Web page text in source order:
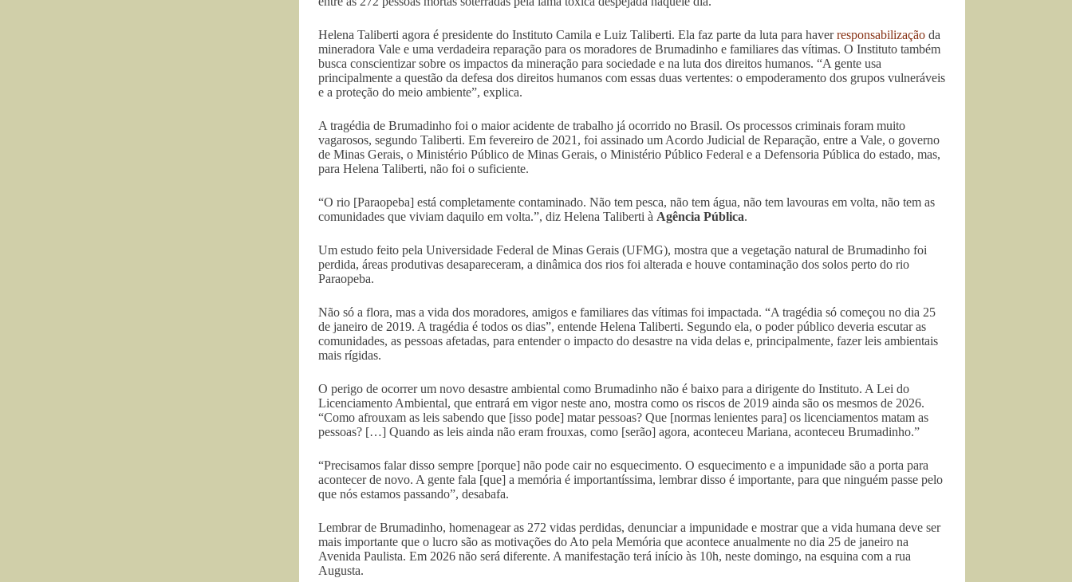
Helena Taliberti agora é presidente do Instituto Camila e Luiz Taliberti. Ela faz parte da luta para haverresponsabilizaçãoda
mineradora Vale e uma verdadeira reparação para os moradores de Brumadinho e familiares das vítimas. O Instituto também
busca conscientizar sobre os impactos da mineração para sociedade e na luta dos direitos humanos. “A gente usa
principalmente a questão da defesa dos direitos humanos com essas duas vertentes: o empoderamento dos grupos vulneráveis
e a proteção do meio ambiente”, explica.
A tragédia de Brumadinho foi o maior acidente de trabalho já ocorrido no Brasil. Os processos criminais foram muito
vagarosos, segundo Taliberti. Em fevereiro de 2021, foi assinado um Acordo Judicial de Reparação, entre a Vale, o governo
de Minas Gerais, o Ministério Público de Minas Gerais, o Ministério Público Federal e a Defensoria Pública do estado, mas,
para Helena Taliberti, não foi o suficiente.
“O rio [Paraopeba] está completamente contaminado. Não tem pesca, não tem água, não tem lavouras em volta, não tem as
comunidades que viviam daquilo em volta.”, diz Helena Taliberti à Agência Pública.
Um estudo feito pela Universidade Federal de Minas Gerais (UFMG), mostra que a vegetação natural de Brumadinho foi
perdida, áreas produtivas desapareceram, a dinâmica dos rios foi alterada e houve contaminação dos solos perto do rio
Paraopeba.
Não só a flora, mas a vida dos moradores, amigos e familiares das vítimas foi impactada. “A tragédia só começou no dia 25
de janeiro de 2019. A tragédia é todos os dias”, entende Helena Taliberti. Segundo ela, o poder público deveria escutar as
comunidades, as pessoas afetadas, para entender o impacto do desastre na vida delas e, principalmente, fazer leis ambientais
mais rígidas.
O perigo de ocorrer um novo desastre ambiental como Brumadinho não é baixo para a dirigente do Instituto. A Lei do
Licenciamento Ambiental, que entrará em vigor neste ano, mostra como os riscos de 2019 ainda são os mesmos de 2026.
“Como afrouxam as leis sabendo que [isso pode] matar pessoas? Que [normas lenientes para] os licenciamentos matam as
pessoas? […] Quando as leis ainda não eram frouxas, como [serão] agora, aconteceu Mariana, aconteceu Brumadinho.”
“Precisamos falar disso sempre [porque] não pode cair no esquecimento. O esquecimento e a impunidade são a porta para
acontecer de novo. A gente fala [que] a memória é importantíssima, lembrar disso é importante, para que ninguém passe pelo
que nós estamos passando”, desabafa.
Lembrar de Brumadinho, homenagear as 272 vidas perdidas, denunciar a impunidade e mostrar que a vida humana deve ser
mais importante que o lucro são as motivações do Ato pela Memória que acontece anualmente no dia 25 de janeiro na
Avenida Paulista. Em 2026 não será diferente. A manifestação terá início às 10h, neste domingo, na esquina com a rua
Augusta.